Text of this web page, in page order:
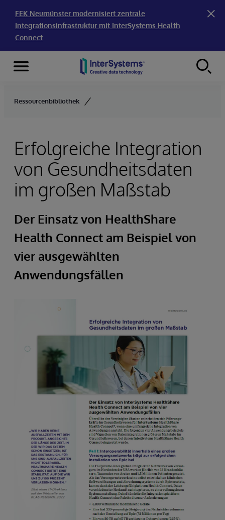
FEK Neumünster modernisiert zentrale
Integrationsinfrastruktur mit InterSystems Health
Connect
Skip to content
Menu
Ressourcenbibliothek
Erfolgreiche Integration
von Gesundheitsdaten
im großen Maßstab
Der Einsatz von HealthShare
Health Connect am Beispiel von
vier ausgewählten
Anwendungsfällen